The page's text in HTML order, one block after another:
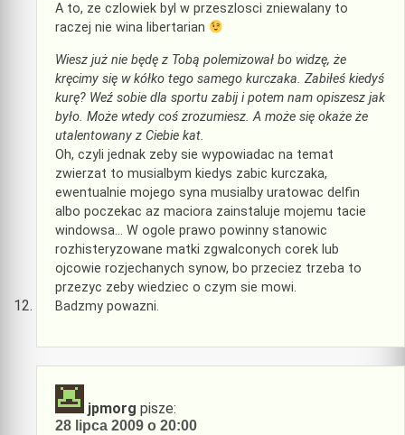
A to, ze czlowiek byl w przeszlosci zniewalany to
raczej nie wina libertarian
Wiesz już nie będę z Tobą polemizował bo widzę, że
kręcimy się w kółko tego samego kurczaka. Zabiłeś kiedyś
kurę? Weź sobie dla sportu zabij i potem nam opiszesz jak
było. Może wtedy coś zrozumiesz. A może się okaże że
utalentowany z Ciebie kat.
Oh, czyli jednak zeby sie wypowiadac na temat
zwierzat to musialbym kiedys zabic kurczaka,
ewentualnie mojego syna musialby uratowac delfin
albo poczekac az maciora zainstaluje mojemu tacie
windowsa… W ogole prawo powinny stanowic
rozhisteryzowane matki zgwalconych corek lub
ojcowie rozjechanych synow, bo przeciez trzeba to
przezyc zeby wiedziec o czym sie mowi.
Badzmy powazni.
jpmorg pisze:
28 lipca 2009 o 20:00